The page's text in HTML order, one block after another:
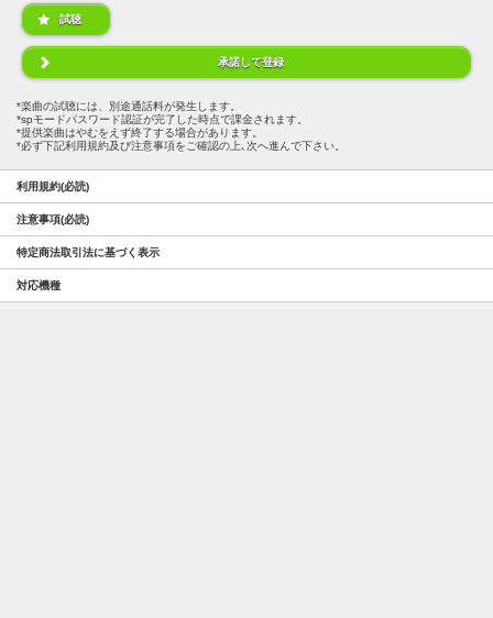
試聴
承諾して登録
楽曲の試聴には、別途通話料が発生します。
spモードパスワード認証が完了した時点で課金されます。
提供楽曲はやむをえず終了する場合があります。
必ず下記利用規約及び注意事項をご確認の上､次へ進んで下さい。
利用規約(必読)
注意事項(必読)
特定商法取引法に基づく表示
対応機種